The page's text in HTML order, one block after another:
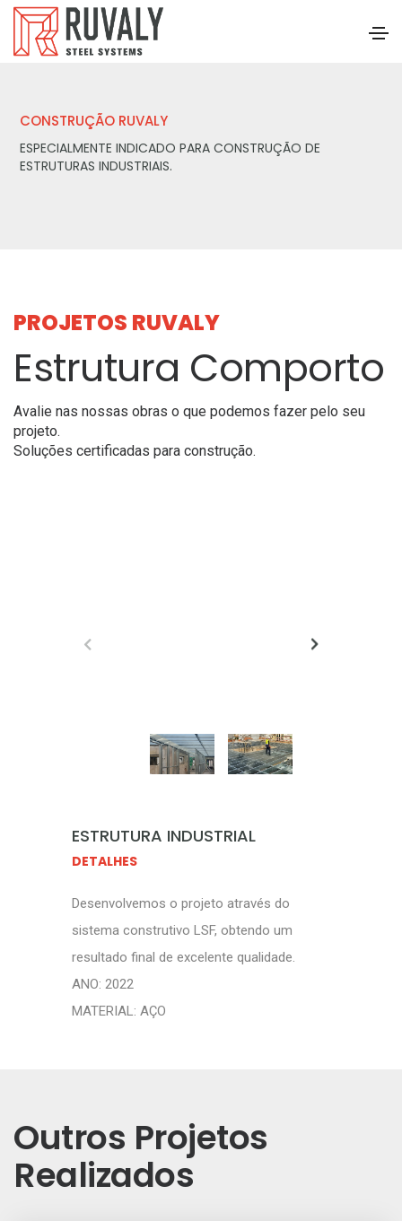
CONSTRUÇÃO RUVALY
ESPECIALMENTE INDICADO PARA CONSTRUÇÃO DE
ESTRUTURAS INDUSTRIAIS.
PROJETOS RUVALY
Estrutura Comporto
Avalie nas nossas obras o que podemos fazer pelo seu
projeto.
Soluções certificadas para construção.
ESTRUTURA INDUSTRIAL
DETALHES
Desenvolvemos o projeto através do
sistema construtivo LSF, obtendo um
resultado final de excelente qualidade.
ANO: 2022
MATERIAL: AÇO
Outros Projetos
Realizados